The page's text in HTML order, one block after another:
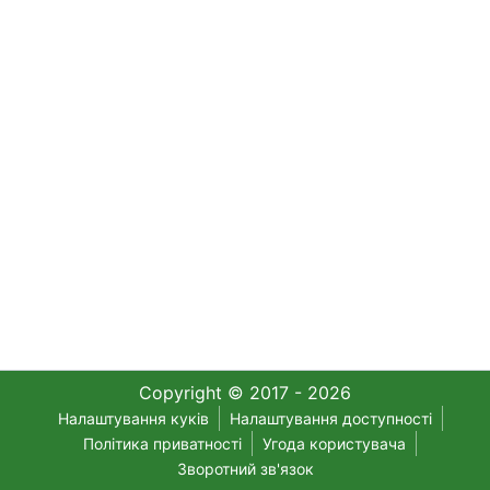
Copyright © 2017 - 2026
Налаштування куків
Налаштування доступності
Політика приватності
Угода користувача
Зворотний зв'язок